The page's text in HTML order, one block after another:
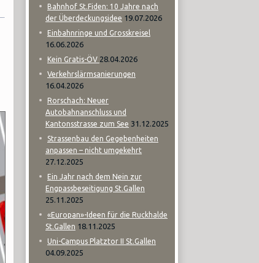
Bahnhof St.Fiden: 10 Jahre nach
der Überdeckungsidee 19.07.2026
Einbahnringe und Grosskreisel
16.06.2026
Kein Gratis-ÖV 28.04.2026
Verkehrslärmsanierungen
16.04.2026
Rorschach: Neuer
Autobahnanschluss und
Kantonsstrasse zum See 31.12.2025
Strassenbau den Gegebenheiten
anpassen – nicht umgekehrt
27.12.2025
Ein Jahr nach dem Nein zur
Engpassbeseitigung St.Gallen
25.11.2025
«Europan»-Ideen für die Ruckhalde
St.Gallen 18.11.2025
Uni-Campus Platztor II St.Gallen
04.09.2025